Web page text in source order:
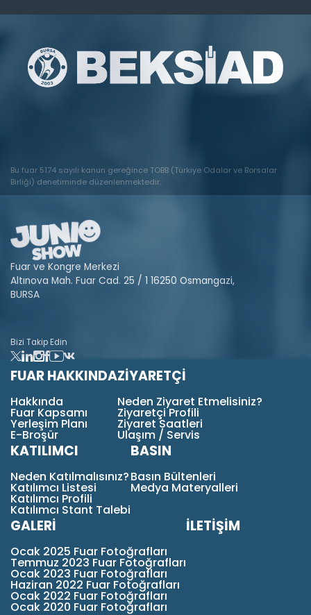
Bu fuar 5174 sayılı kanun gereğince TOBB (Türkiye Odalar ve Borsalar
Birliği) denetiminde düzenlenmektedir.
Fuar ve Kongre Merkezi
Altınova Mah. Fuar Cad. 25 / 1 16250 Osmangazi,
BURSA
Bizi Takip Edin
FUAR HAKKINDA
Hakkında
Fuar Kapsamı
Yerleşim Planı
E-Broşür
ZİYARETÇİ
Neden Ziyaret Etmelisiniz?
Ziyaretçi Profili
Ziyaret Saatleri
Ulaşım / Servis
KATILIMCI
Neden Katılmalısınız?
Katılımcı Listesi
Katılımcı Profili
Katılımcı Stant Talebi
BASIN
Basın Bültenleri
Medya Materyalleri
GALERİ
Ocak 2025 Fuar Fotoğrafları
Temmuz 2023 Fuar Fotoğrafları
Ocak 2023 Fuar Fotoğrafları
Haziran 2022 Fuar Fotoğrafları
Ocak 2022 Fuar Fotoğrafları
Ocak 2020 Fuar Fotoğrafları
İLETİŞİM